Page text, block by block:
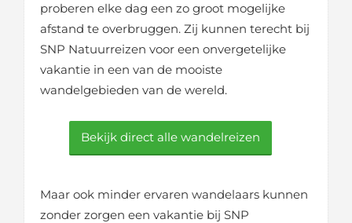
proberen elke dag een zo groot mogelijke
afstand te overbruggen. Zij kunnen terecht bij
SNP Natuurreizen voor een onvergetelijke
vakantie in een van de mooiste
wandelgebieden van de wereld.
Bekijk direct alle wandelreizen
Maar ook minder ervaren wandelaars kunnen
zonder zorgen een vakantie bij SNP